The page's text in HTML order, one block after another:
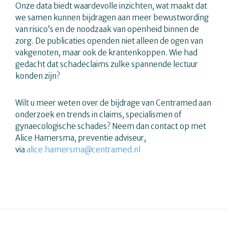
Onze data biedt waardevolle inzichten, wat maakt dat
we samen kunnen bijdragen aan meer bewustwording
van risico’s en de noodzaak van openheid binnen de
zorg. De publicaties openden niet alleen de ogen van
vakgenoten, maar ook de krantenkoppen. Wie had
gedacht dat schadeclaims zulke spannende lectuur
konden zijn?
Wilt u meer weten over de bijdrage van Centramed aan
onderzoek en trends in claims, specialismen of
gynaecologische schades? Neem dan contact op met
Alice Hamersma, preventie adviseur,
via alice.hamersma@centramed.nl